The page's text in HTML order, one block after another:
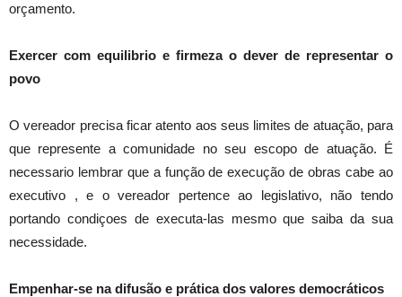
orçamento.
Exercer com equilibrio e firmeza o dever de representar o
povo
O vereador precisa ficar atento aos seus limites de atuação, para
que represente a comunidade no seu escopo de atuação. É
necessario lembrar que a função de execução de obras cabe ao
executivo , e o vereador pertence ao legislativo, não tendo
portando condiçoes de executa-las mesmo que saiba da sua
necessidade.
Empenhar-se na difusão e prática dos valores democráticos